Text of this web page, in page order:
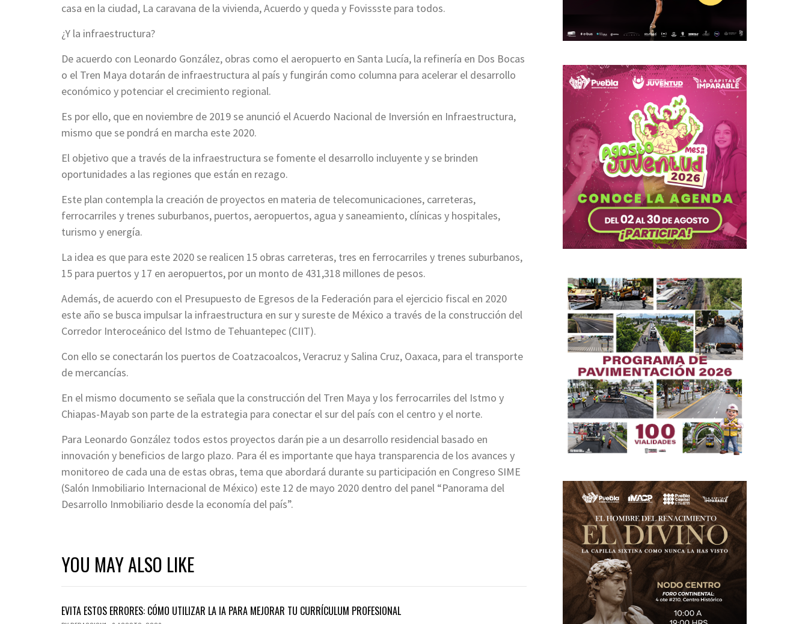
casa en la ciudad, La caravana de la vivienda, Acuerdo y queda y Fovissste para todos.
¿Y la infraestructura?
De acuerdo con Leonardo González, obras como el aeropuerto en Santa Lucía, la refinería en Dos Bocas
o el Tren Maya dotarán de infraestructura al país y fungirán como columna para acelerar el desarrollo
económico y potenciar el crecimiento regional.
Es por ello, que en noviembre de 2019 se anunció el Acuerdo Nacional de Inversión en Infraestructura,
mismo que se pondrá en marcha este 2020.
El objetivo que a través de la infraestructura se fomente el desarrollo incluyente y se brinden
oportunidades a las regiones que están en rezago.
Este plan contempla la creación de proyectos en materia de telecomunicaciones, carreteras,
ferrocarriles y trenes suburbanos, puertos, aeropuertos, agua y saneamiento, clínicas y hospitales,
turismo y energía.
La idea es que para este 2020 se realicen 15 obras carreteras, tres en ferrocarriles y trenes suburbanos,
15 para puertos y 17 en aeropuertos, por un monto de 431,318 millones de pesos.
Además, de acuerdo con el Presupuesto de Egresos de la Federación para el ejercicio fiscal en 2020
este año se busca impulsar la infraestructura en sur y sureste de México a través de la construcción del
Corredor Interoceánico del Istmo de Tehuantepec (CIIT).
Con ello se conectarán los puertos de Coatzacoalcos, Veracruz y Salina Cruz, Oaxaca, para el transporte
de mercancías.
En el mismo documento se señala que la construcción del Tren Maya y los ferrocarriles del Istmo y
Chiapas-Mayab son parte de la estrategia para conectar el sur del país con el centro y el norte.
Para Leonardo González todos estos proyectos darán pie a un desarrollo residencial basado en
innovación y beneficios de largo plazo. Para él es importante que haya transparencia de los avances y
monitoreo de cada una de estas obras, tema que abordará durante su participación en Congreso SIME
(Salón Inmobiliario Internacional de México) este 12 de mayo 2020 dentro del panel “Panorama del
Desarrollo Inmobiliario desde la economía del país”.
YOU MAY ALSO LIKE
EVITA ESTOS ERRORES: CÓMO UTILIZAR LA IA PARA MEJORAR TU CURRÍCULUM PROFESIONAL